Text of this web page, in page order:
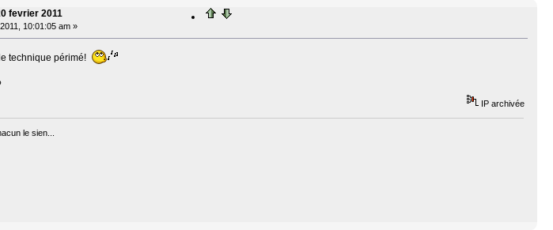
fevrier 2011
10:01:05 am »
technique périmé!
IP archivée
le sien...